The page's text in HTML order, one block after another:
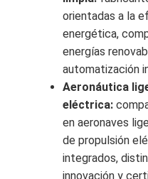
orientadas a la
energética,
energías
automatización
Aeronáutica
eléctrica:
en aeronaves
de propulsión
integrados,
innovación y